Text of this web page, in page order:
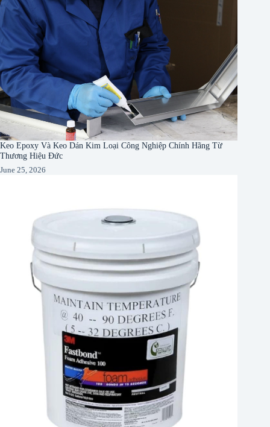
Keo Epoxy Và Keo Dán Kim Loại Công Nghiệp Chính Hãng Từ
Thương Hiệu Đức
June 25, 2026